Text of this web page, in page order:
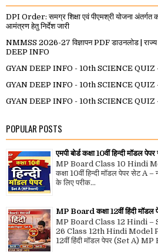
DPI Order: समग्र शिक्षा एवं पीएमश्री योजना अंतर्गत
आमंत्रण हेतु निर्देश जारी
NMMSS 2026-27 विज्ञापन PDF डाउनलोड | राज्य
DEEP INFO
GYAN DEEP INFO - 10th SCIENCE QUIZ
GYAN DEEP INFO - 10th SCIENCE QUIZ
GYAN DEEP INFO - 10th SCIENCE QUIZ
POPULAR POSTS
एमपी बोर्ड कक्षा 10वीं हिन्दी मॉडल
MP Board Class 10 Hindi
कक्षा 10वीं हिन्दी मॉडल पेपर सेट A –
के लिए परीक...
MP Board कक्षा 12वीं हिंदी
MP Board Class 12 Hindi
26 Class 12th Hindi Model
12वीं हिंदी मॉडल पेपर (Set A) MP